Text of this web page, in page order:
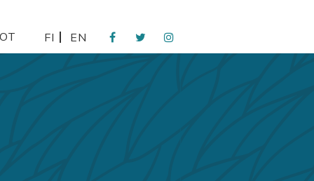
FI EN